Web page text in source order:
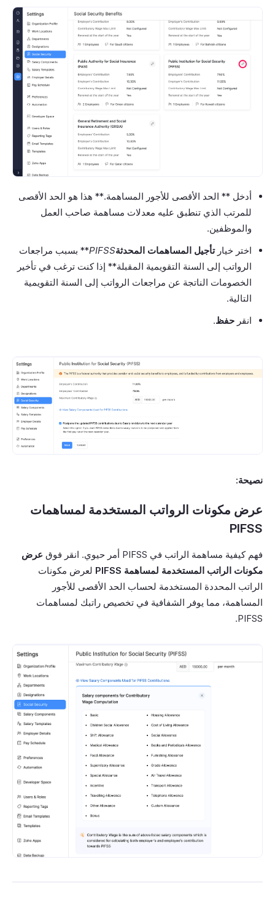
أدخل ** الحد الأقصى للأجور المساهمة.** هذا هو الحد الأقصى
للمرتب الذي تنطبق عليه معدلات مساهمة صاحب العمل
والموظفين.
اختر خيارتأجيل المساهمات المحدثةPIFSS** بسبب مراجعات
الرواتب إلى السنة التقويمية المقبلة** إذا كنت ترغب في تأخير
الخصومات الناتجة عن مراجعات الرواتب إلى السنة التقويمية
التالية.
انقر حفظ.
نصيحة:
عرض مكونات الرواتب المستخدمة لمساهمات
PIFSS
فهم كيفية مساهمة الراتب في PIFSS أمر حيوي. انقر فوق
عرض
مكونات الراتب المستخدمة لمساهمة PIFSS
لعرض مكونات
الراتب المحددة المستخدمة لحساب الحد الأقصى للأجور
المساهمة، مما يوفر الشفافية في تخصيص راتبك لمساهمات
PIFSS.